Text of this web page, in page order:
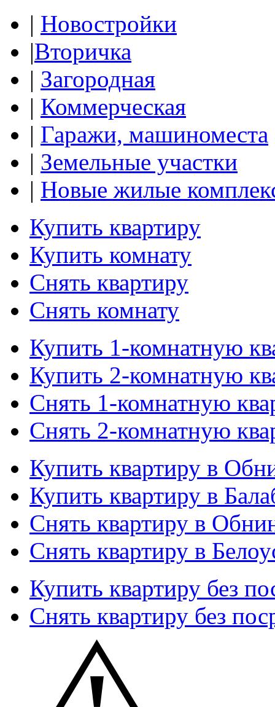
| Новостройки
|Вторичка
| Загородная
| Коммерческая
| Гаражи, машиноместа
| Земельные участки
| Новые жилые
Купить квартиру
Купить комнату
Снять квартиру
Снять комнату
Купить 1-комнатную
Купить 2-комнатную
Снять 1-комнатную
Снять 2-комнатную
Купить квартиру в
Купить квартиру в
Снять квартиру в
Снять квартиру в
Купить квартиру без
Снять квартиру без